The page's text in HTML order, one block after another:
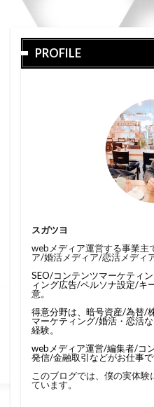
PROFILE
スガツヨ
webメディア運営する事業主
ア/婚活メディア/恋活メディ
SEO/コンテンツマーケティ
ィング広告/ペルソナ設定/キ
意。
得意分野は、暗号資産/為替/
マーケティング/婚活・恋活
経験。
webメディア運営/編集者/コ
発信/金融取引などがお仕事で
このブログでは、僕の実体
ています。